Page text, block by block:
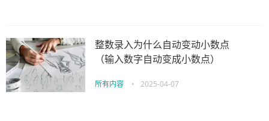
整数录入为什么自动变动小数点
（输入数字自动变成小数点）
所有内容 • 2025-04-07